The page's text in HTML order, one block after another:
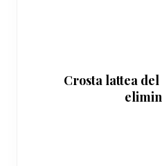
Crosta lattea